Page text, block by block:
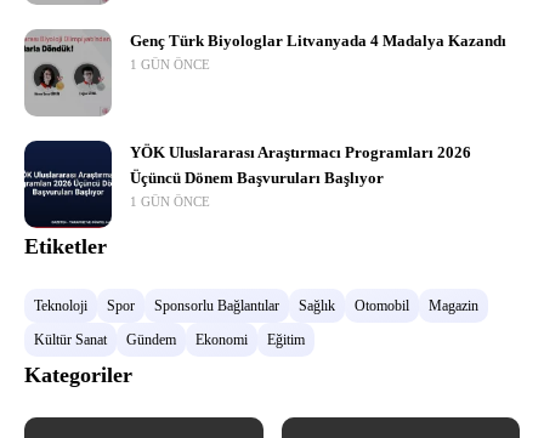
Genç Türk Biyologlar Litvanyada 4 Madalya Kazandı
1 GÜN ÖNCE
YÖK Uluslararası Araştırmacı Programları 2026
Üçüncü Dönem Başvuruları Başlıyor
1 GÜN ÖNCE
Etiketler
Teknoloji Spor Sponsorlu Bağlantılar Sağlık Otomobil
Magazin
Kültür Sanat
Gündem Ekonomi Eğitim
Kategoriler